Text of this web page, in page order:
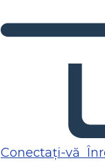
Conectați-vă